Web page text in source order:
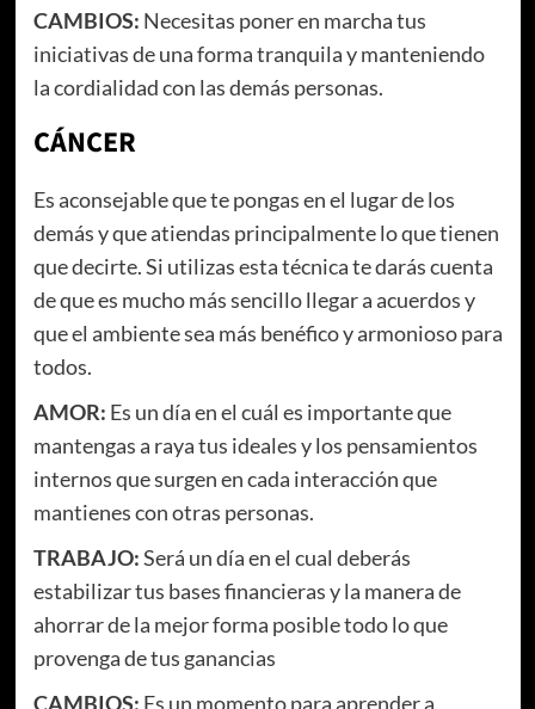
CAMBIOS: Necesitas poner en marcha tus
iniciativas de una forma tranquila y manteniendo
la cordialidad con las demás personas.
CÁNCER
Es aconsejable que te pongas en el lugar de los
demás y que atiendas principalmente lo que tienen
que decirte. Si utilizas esta técnica te darás cuenta
de que es mucho más sencillo llegar a acuerdos y
que el ambiente sea más benéfico y armonioso para
todos.
AMOR: Es un día en el cuál es importante que
mantengas a raya tus ideales y los pensamientos
internos que surgen en cada interacción que
mantienes con otras personas.
TRABAJO:Será un día en el cual deberás
estabilizar tus bases financieras y la manera de
ahorrar de la mejor forma posible todo lo que
provenga de tus ganancias
CAMBIOS: Es un momento para aprender a